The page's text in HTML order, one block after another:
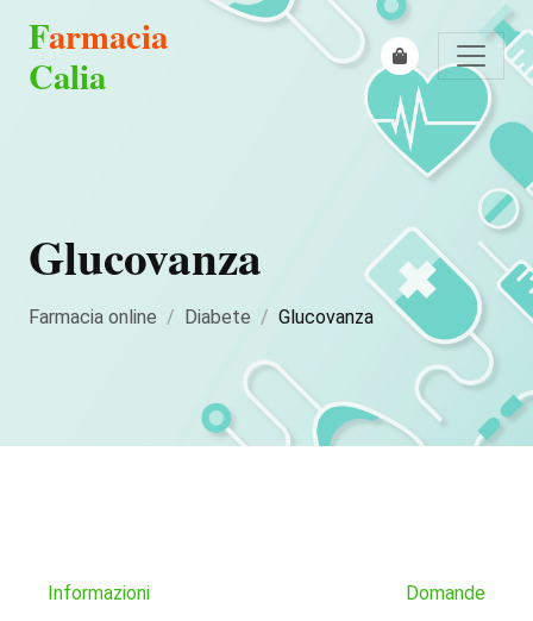
Farmacia
Calia
Glucovanza
Farmacia online Diabete Glucovanza
Informazioni Domande